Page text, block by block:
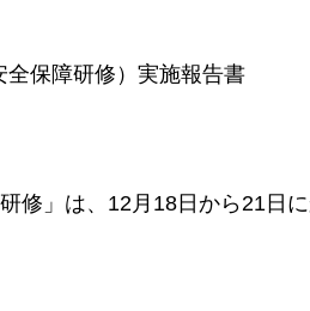
保障研修）実施報告書
修」は、12月18日から21日